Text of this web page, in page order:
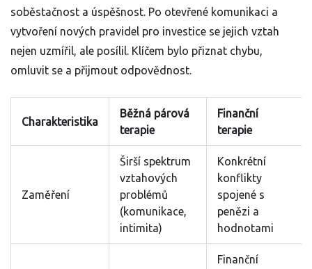
soběstačnost a úspěšnost. Po otevřené komunikaci a
vytvoření nových pravidel pro investice se jejich vztah
nejen uzmířil, ale posílil. Klíčem bylo přiznat chybu,
omluvit se a přijmout odpovědnost.
Charakteristika
Běžná párová
terapie
Finanční
terapie
Zaměření
Širší spektrum
vztahových
problémů
(komunikace,
intimita)
Konkrétní
konflikty
spojené s
penězi a
hodnotami
Finanční